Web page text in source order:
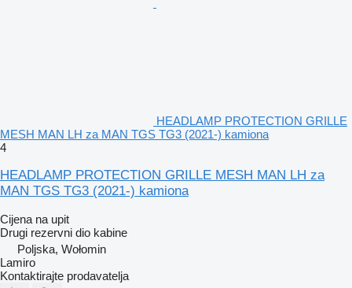
HEADLAMP PROTECTION GRILLE
MESH MAN LH za MAN TGS TG3 (2021-) kamiona
4
HEADLAMP PROTECTION GRILLE MESH MAN LH za
MAN TGS TG3 (2021-) kamiona
Cijena na upit
Drugi rezervni dio kabine
Poljska, Wołomin
Lamiro
Kontaktirajte prodavatelja